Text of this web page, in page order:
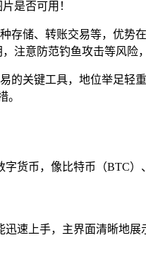
是否可用！
存储、转账交易等，优
注意防范钓鱼攻击等风险
关键工具，地位举足轻
。
货币，像比特币（BTC
速上手，主界面清晰地